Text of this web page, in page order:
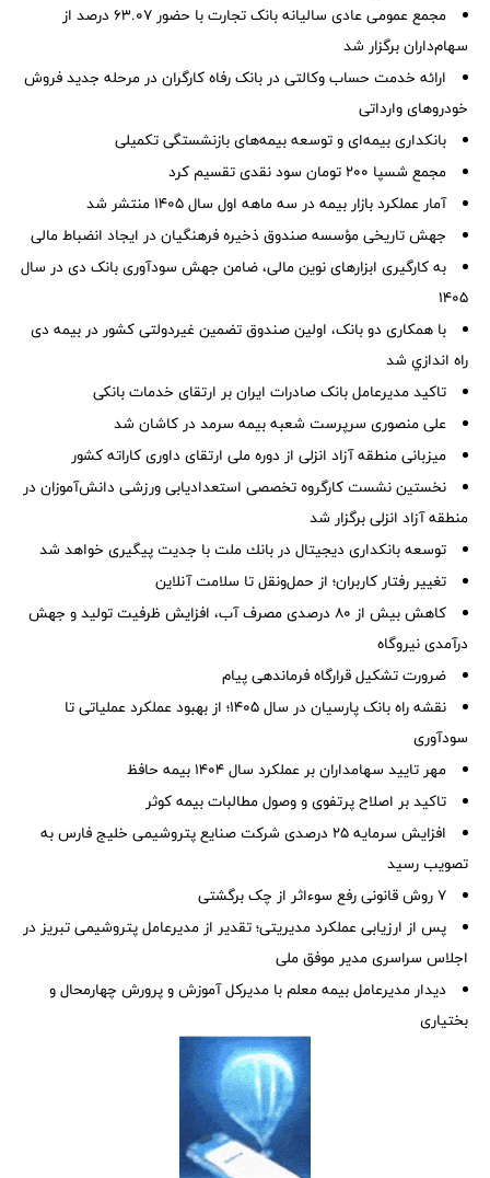
مجمع عمومی عادی سالیانه بانک تجارت با حضور ۶۳.۰۷ درصد از
سهام‌داران برگزار شد
ارائه خدمت حساب وکالتی در بانک رفاه کارگران در مرحله جدید فروش
خودروهای وارداتی
بانکداری بیمه‌ای و توسعه بیمه‌های بازنشستگی تکمیلی
مجمع شسپا 200 تومان سود نقدی تقسیم کرد
آمار عملكرد بازار بیمه در سه ماهه اول سال 1405 منتشر شد
جهش تاریخی مؤسسه صندوق ذخیره فرهنگیان در ایجاد انضباط مالی
به کارگیری ابزارهای نوین مالی، ضامن جهش سودآوری بانک دی در سال
۱۴۰۵
با همکاری دو بانک، اولین صندوق تضمین غیردولتی کشور در بیمه دی
راه اندازي شد
تاکید مدیرعامل بانک صادرات ایران بر ارتقای خدمات بانکی
علی منصوری سرپرست شعبه بیمه سرمد در کاشان شد
میزبانی منطقه آزاد انزلی از دوره ملی ارتقای داوری كاراته كشور
نخستین نشست كارگروه تخصصی استعدادیابی ورزشی دانش‌آموزان در
منطقه آزاد انزلی برگزار شد
توسعه بانكداری دیجیتال در بانك ملت با جدیت پیگیری خواهد شد
تغییر رفتار کاربران؛ از حمل‌ونقل تا سلامت آنلاین
کاهش بیش از ۸۰ درصدی مصرف آب، افزایش ظرفیت تولید و جهش
درآمدی نیروگاه
ضرورت تشكیل قرارگاه فرماندهی پیام
نقشه راه بانک پارسیان در سال ۱۴۰۵؛ از بهبود عملکرد عملیاتی تا
سودآوری
مهر تایید سهامداران بر عملكرد سال ۱۴۰۴ بیمه حافظ
تاکید بر اصلاح پرتفوی و وصول مطالبات بیمه کوثر
افزایش سرمایه ۲۵ درصدی شرکت صنایع پتروشیمی خلیج فارس به
تصویب رسید
۷ روش قانونی رفع سوء‌اثر از چک برگشتی
پس از ارزیابی عملکرد مدیریتی؛ تقدیر از مدیرعامل پتروشیمی تبریز در
اجلاس سراسری مدیر موفق ملی
دیدار مدیرعامل بیمه معلم با مدیرکل آموزش و پرورش چهارمحال و
بختیاری